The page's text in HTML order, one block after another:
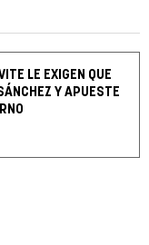
LE EXIGEN QUE
Y APUESTE